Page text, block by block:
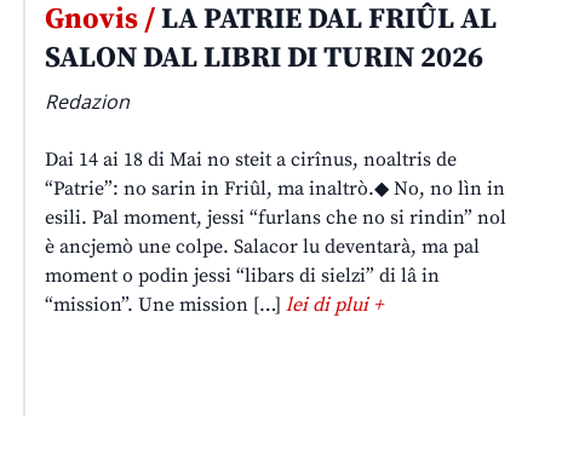
Gnovis /LA PATRIE DAL FRIÛL AL
SALON DAL LIBRI DI TURIN 2026
Redazion
Dai 14 ai 18 di Mai no steit a cirînus, noaltris de
“Patrie”: no sarin in Friûl, ma inaltrò.◆ No, no lìn in
esili. Pal moment, jessi “furlans che no si rindin” nol
è ancjemò une colpe. Salacor lu deventarà, ma pal
moment o podin jessi “libars di sielzi” di lâ in
“mission”. Une mission […]lei di plui +